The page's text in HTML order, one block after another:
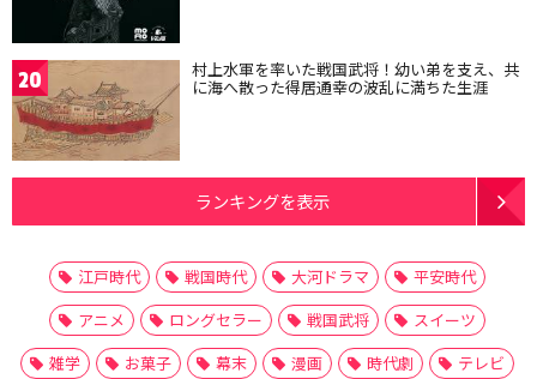
20 村上水軍を率いた戦国武将！幼い弟を支え、共
に海へ散った得居通幸の波乱に満ちた生涯
ランキングを表示
江戸時代 戦国時代 大河ドラマ
平安時代
アニメ
ロングセラー 戦国武将
スイーツ
雑学
お菓子 幕末 漫画 時代劇
テレビ